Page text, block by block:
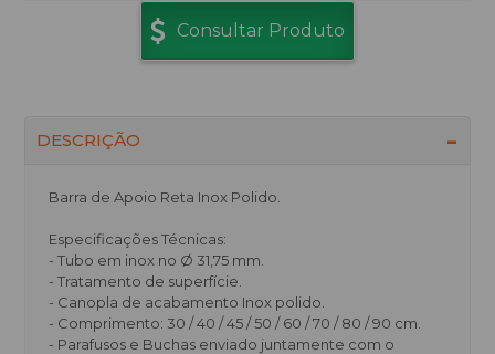
Consultar Produto
DESCRIÇÃO
Barra de Apoio Reta Inox Polido.
Especificações Técnicas:
- Tubo em inox no Ø 31,75 mm.
- Tratamento de superfície.
- Canopla de acabamento Inox polido.
- Comprimento: 30 / 40 / 45 / 50 / 60 / 70 / 80 / 90 cm.
- Parafusos e Buchas enviado juntamente com o